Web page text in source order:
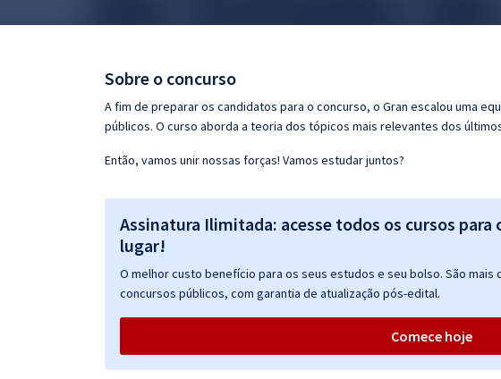
Conteúdo gratuito
Sobre o concurso
A fim de preparar os candidatos para o concurso, o Gran escalou uma
públicos. O curso aborda a teoria dos tópicos mais relevantes dos
Então, vamos unir nossas forças! Vamos estudar juntos?
Assinatura Ilimitada: acesse todos os cursos
lugar!
O melhor custo benefício para os seus estudos e seu bolso. São mais
concursos públicos, com garantia de atualização pós-edital.
Comece hoje